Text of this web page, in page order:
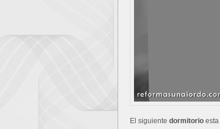
El siguiente dormitorio esta